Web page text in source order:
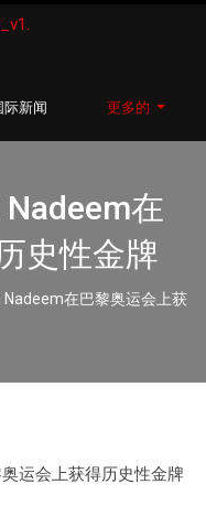
际新闻 更多的
在
史性金牌
在巴黎奥运会上获